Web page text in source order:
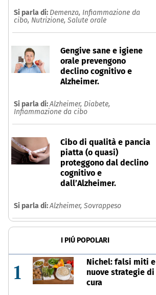
Allenamento
Si parla di: Demenza, Infiammazione da
cibo, Nutrizione, Salute orale
Gengive sane e igiene
orale prevengono
declino cognitivo e
Alzheimer.
Si parla di:Alzheimer, Diabete,
Infiammazione da cibo
Cibo di qualità e pancia
piatta (o quasi)
proteggono dal declino
cognitivo e
dall’Alzheimer.
Si parla di:Alzheimer, Sovrappeso
I PIÚ POPOLARI
1
Nichel: falsi miti e
nuove strategie di
cura